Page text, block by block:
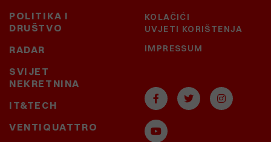
POLITIKA I
DRUŠTVO
RADAR
SVIJET
NEKRETNINA
IT&TECH
VENTIQUATTRO
KOLAČIĆI
UVJETI KORIŠTENJA
IMPRESSUM